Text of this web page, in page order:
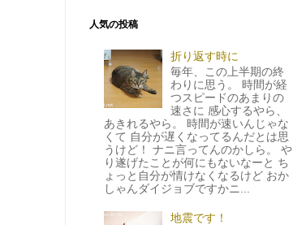
人気の投稿
折り返す時に
毎年、この上半期の終
わりに思う。 時間が経
つスピードのあまりの
速さに 感心するやら、
あきれるやら。 時間が速いんじゃな
くて 自分が遅くなってるんだとは思
うけど！ ナニ言ってんのかしら。 や
り遂げたことが何にもないなーと ち
ょっと自分が情けなくなるけど おか
しゃんダイジョブですかニ...
地震です！